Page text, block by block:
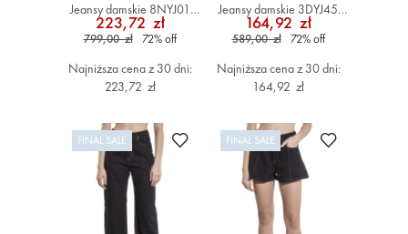
Jeansy damskie 8NYJ01
YWWWZ Granatowy
223,72 zł
799,00 zł 72%off
Najniższa cena z 30 dni:
223,72 zł
Jeansy damskie 3DYJ45
Y15RZ Granatowy
164,92 zł
589,00 zł 72%off
Najniższa cena z 30 dni:
164,92 zł
FINAL SALE Dodaj do ulubionych
FINAL SALE Dodaj do